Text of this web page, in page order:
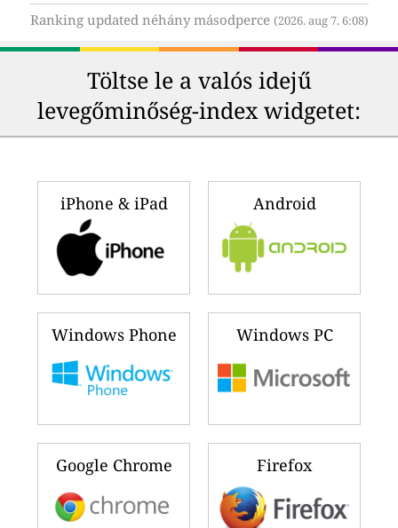
Ranking updated néhány másodperce (2026. aug 7. 6:08)
Töltse le a valós idejű
levegőminőség-index widgetet:
iPhone & iPad Android
Windows Phone Windows PC
Google Chrome Firefox